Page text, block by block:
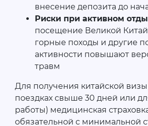
внесение депозита до
Риски при активном
посещение Великой
горные походы и другие
активности повышают
травм
Для получения китайской
поездках свыше 30 дней или
работы) медицинская
обязательной с минимальной